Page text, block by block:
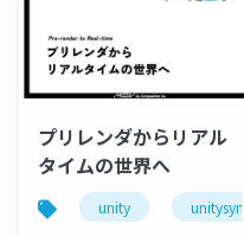
プリレンダからリアル
タイムの世界へ
unity unitysync